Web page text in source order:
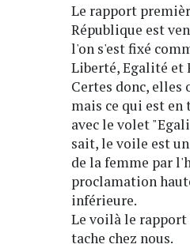
Le rapport
République est
l'on s'est fixé
Liberté, Egalité et
Certes donc,
mais ce qui est
avec le volet
sait, le voile est
de la femme par
proclamation
inférieure.
Le voilà le
tache chez nous.